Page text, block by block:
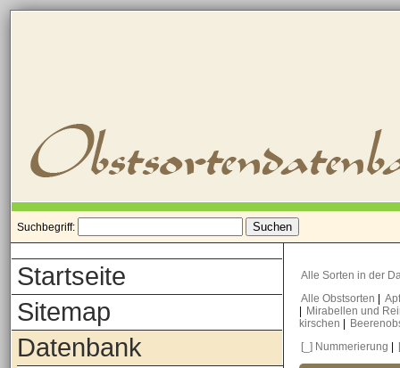
Suchbegriff:
Startseite
Sitemap
Datenbank
Alle Sorten in der
Alle Obstsorten
Mirabellen und
kirschen
[_] Nummerierung